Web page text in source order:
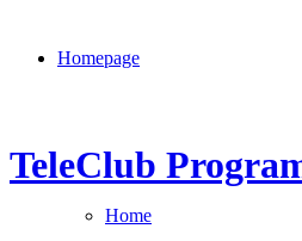
Homepage
Home
TeleClub